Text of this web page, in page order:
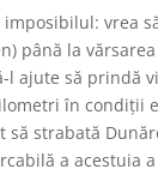
vrea
până la
ajute să prindă
în condiţii
strabată
a acestuia